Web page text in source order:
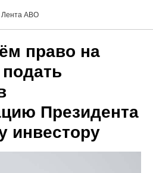
Лента АВО
право на
Президента
инвестору